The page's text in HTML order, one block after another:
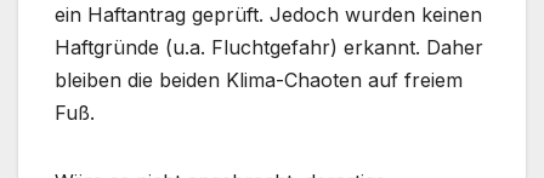
ein Haftantrag geprüft. Jedoch wurden keinen
Haftgründe (u.a. Fluchtgefahr) erkannt. Daher
bleiben die beiden Klima-Chaoten auf freiem
Fuß.